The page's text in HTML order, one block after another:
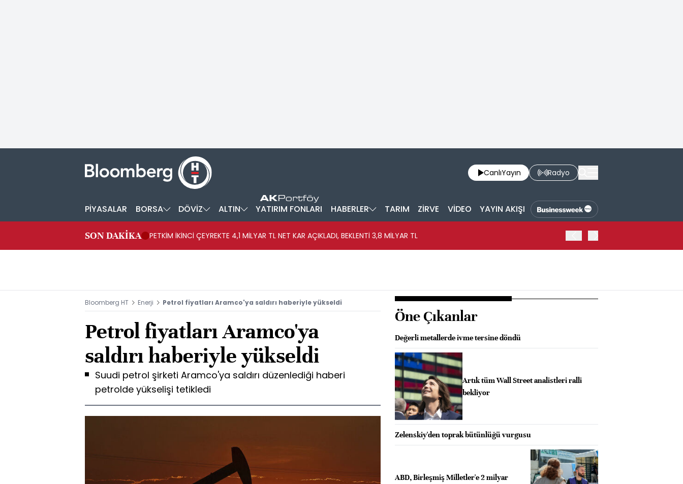
CanlıYayın Radyo
PİYASALAR BORSA DÖVİZ ALTIN YATIRIM FONLARI HABERLER TARIM ZİRVE VİDEO YAYIN AKIŞI
SON DAKİKA PETKİM İKİNCİ ÇEYREKTE 4,1 MİLYAR TL NET KAR AÇIKLADI, BEKLENTİ 3,8 MİLYAR TL
Bloomberg HT Enerji Petrol fiyatları Aramco'ya saldırı haberiyle yükseldi
Petrol fiyatları Aramco'ya
saldırı haberiyle yükseldi
Suudi petrol şirketi Aramco'ya saldırı düzenlediği haberi
petrolde yükselişi tetikledi
Öne Çıkanlar
Değerli metallerde ivme tersine döndü
Artık tüm Wall Street analistleri ralli
bekliyor
Zelenskiy'den toprak bütünlüğü vurgusu
ABD, Birleşmiş Milletler'e 2 milyar